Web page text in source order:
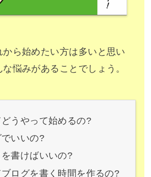
から始めたい方は多いと思い
な悩みがあることでしょう。
うやって始めるの?
いいの?
書けばいいの?
ログを書く時間を作るの?